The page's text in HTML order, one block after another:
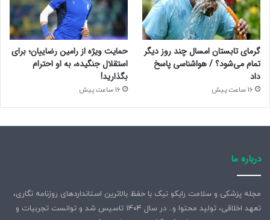
گرمای تابستان امسال چند روز دیگر
تمام می‌شود؟ / هواشناسی پاسخ
داد
16 ساعت پیش
حمایت ویژه از رامین رضاییان؛ برای
استقلال جنگیده، به او احترام
بگذارید!
16 ساعت پیش
درباره ما
مجله پزشکی و سلامت رایکو نیک با حفظ بالاترین استانداردهای روزنامه نگاری،
تعهد اخلاقی، تولید محتوا و.. در سال ۱۴۰۴ تاسیس شد و توانست تجربیات و